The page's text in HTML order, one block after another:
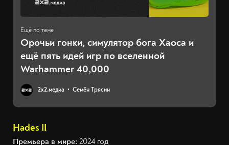
Орочьи гонки, симулятор бога Хаоса и
ещё пять идей игр по вселенной
Warhammer 40,000
2х2.медиа Семён Трясин
Hades II
Премьера в мире: 2024 год